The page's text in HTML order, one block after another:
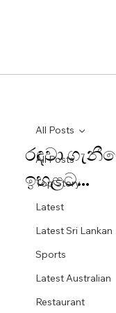
All Posts
Top Story
Latest
Latest Sri Lankan
Sports
Latest Australian
Restaurant
All Posts
රඳවා
ඉහළට...